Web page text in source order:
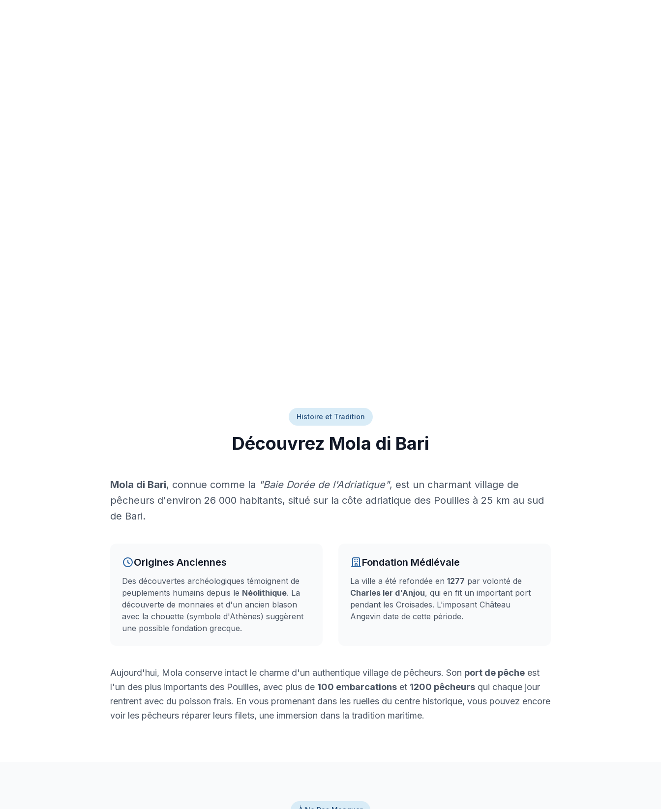
Histoire et Tradition
Découvrez Mola di Bari
Mola di Bari, connue comme la "Baie Dorée de l'Adriatique", est un charmant village de
pêcheurs d'environ 26 000 habitants, situé sur la côte adriatique des Pouilles à 25 km au sud
de Bari.
Origines Anciennes
Des découvertes archéologiques témoignent de
peuplements humains depuis le Néolithique. La
découverte de monnaies et d'un ancien blason
avec la chouette (symbole d'Athènes) suggèrent
une possible fondation grecque.
Fondation Médiévale
La ville a été refondée en 1277 par volonté de
Charles Ier d'Anjou, qui en fit un important port
pendant les Croisades. L'imposant Château
Angevin date de cette période.
Aujourd'hui, Mola conserve intact le charme d'un authentique village de pêcheurs. Son port de pêche est
l'un des plus importants des Pouilles, avec plus de 100 embarcations et 1200 pêcheurs qui chaque jour
rentrent avec du poisson frais. En vous promenant dans les ruelles du centre historique, vous pouvez encore
voir les pêcheurs réparer leurs filets, une immersion dans la tradition maritime.